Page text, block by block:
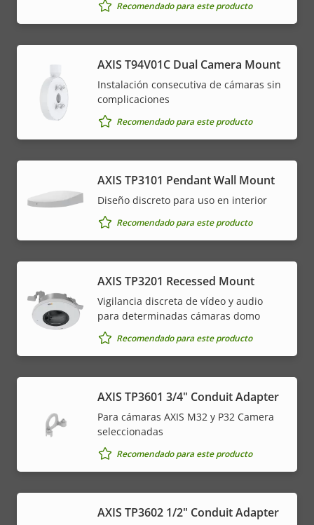
Recomendado para este producto
AXIS T94V01C Dual Camera Mount
Instalación consecutiva de cámaras sin
complicaciones
Recomendado para este producto
AXIS TP3101 Pendant Wall Mount
Diseño discreto para uso en interior
Recomendado para este producto
AXIS TP3201 Recessed Mount
Vigilancia discreta de vídeo y audio
para determinadas cámaras domo
Recomendado para este producto
AXIS TP3601 3/4" Conduit Adapter
Para cámaras AXIS M32 y P32 Camera
seleccionadas
Recomendado para este producto
AXIS TP3602 1/2" Conduit Adapter